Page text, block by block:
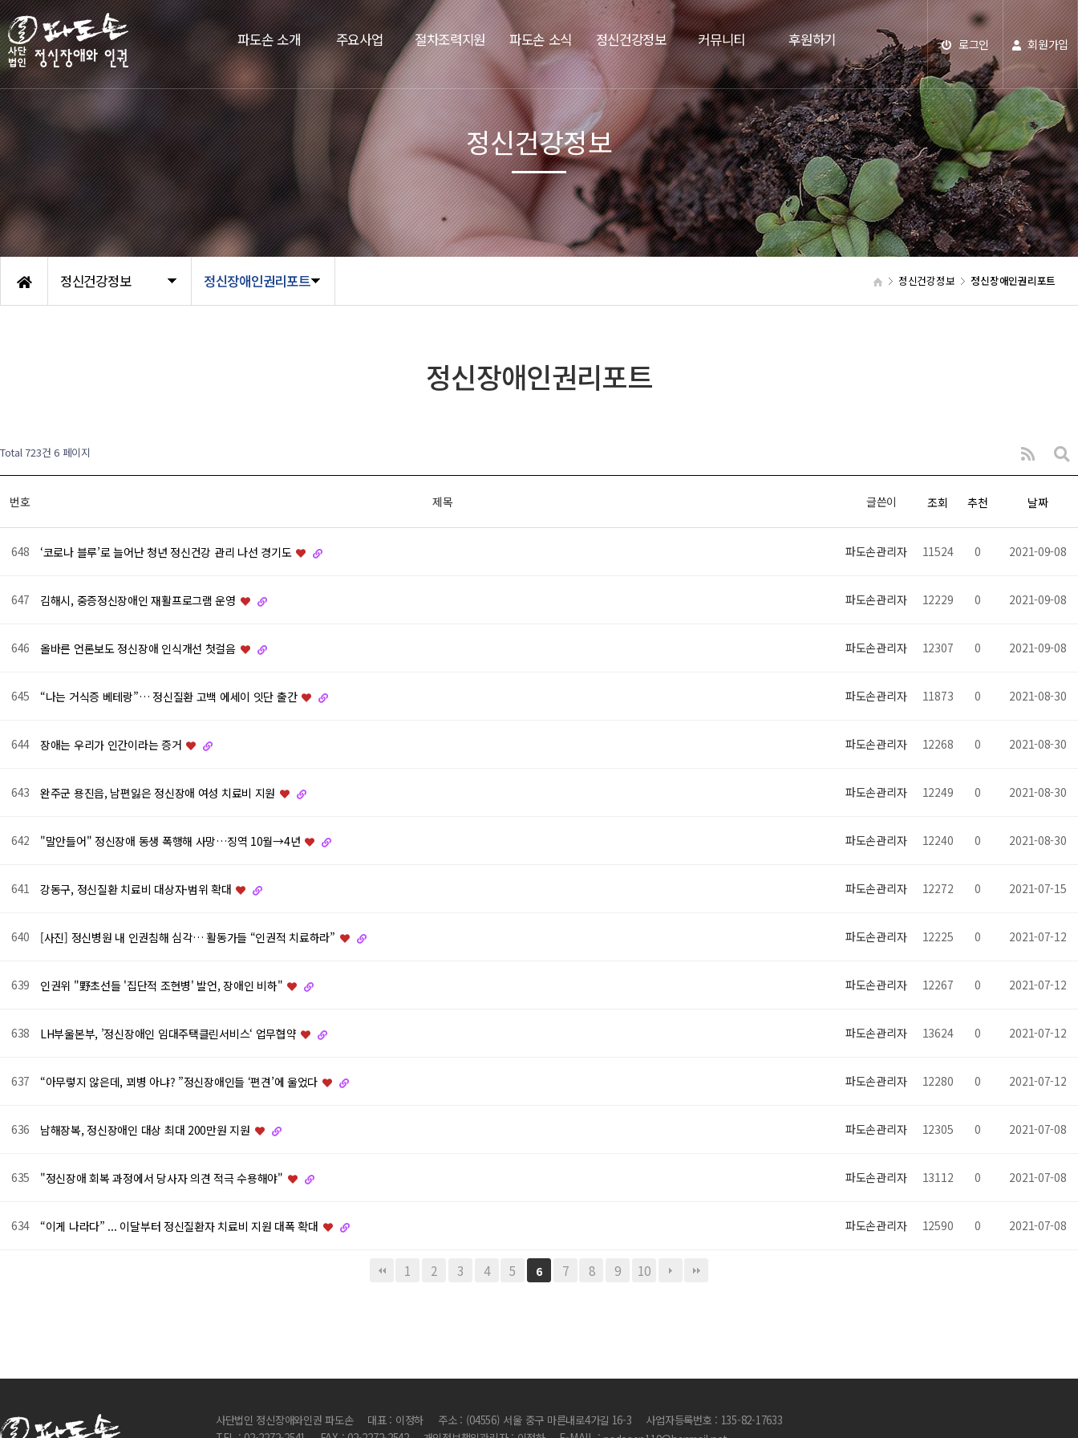
파도손 소개 주요사업 절차조력지원 파도손 소식 정신건강정보 커뮤니티 후원하기 로그인 회원가입
정신건강정보 정신장애인권리포트 정신건강정보 정신장애인권리포트
정신건강정보
정신장애인권리포트
Total 723건 6 페이지
번호 제목 글쓴이 조회 추천 날짜
648 ‘코로나 블루’로 늘어난 청년 정신건강 관리 나선 경기도 파도손관리자 11524 0 2021-09-08
647 김해시, 중증정신장애인 재활프로그램 운영 파도손관리자 12229 0 2021-09-08
646 올바른 언론보도 정신장애 인식개선 첫걸음 파도손관리자 12307 0 2021-09-08
645 “나는 거식증 베테랑”… 정신질환 고백 에세이 잇단 출간 파도손관리자 11873 0 2021-08-30
644 장애는 우리가 인간이라는 증거 파도손관리자 12268 0 2021-08-30
643 완주군 용진읍, 남편잃은 정신장애 여성 치료비 지원 파도손관리자 12249 0 2021-08-30
642 "말안들어" 정신장애 동생 폭행해 사망…징역 10월→4년 파도손관리자 12240 0 2021-08-30
641 강동구, 정신질환 치료비 대상자·범위 확대 파도손관리자 12272 0 2021-07-15
640 [사진] 정신병원 내 인권침해 심각… 활동가들 “인권적 치료하라” 파도손관리자 12225 0 2021-07-12
639 인권위 "野초선들 '집단적 조현병' 발언, 장애인 비하" 파도손관리자 12267 0 2021-07-12
638 LH부울본부, ’정신장애인 임대주택클린서비스‘ 업무협약 파도손관리자 13624 0 2021-07-12
637 “아무렇지 않은데, 꾀병 아냐? ”정신장애인들 ‘편견’에 울었다 파도손관리자 12280 0 2021-07-12
636 남해장복, 정신장애인 대상 최대 200만원 지원 파도손관리자 12305 0 2021-07-08
635 "정신장애 회복 과정에서 당사자 의견 적극 수용해야" 파도손관리자 13112 0 2021-07-08
634 “이게 나라다” ... 이달부터 정신질환자 치료비 지원 대폭 확대 파도손관리자 12590 0 2021-07-08
1 2 3 4 5 6 7 8 9 10
사단법인 정신장애와인권 파도손 대표 : 이정하 주소 : (04556) 서울 중구 마른내로4가길 16-3
사업자등록번호 : 135-82-17633